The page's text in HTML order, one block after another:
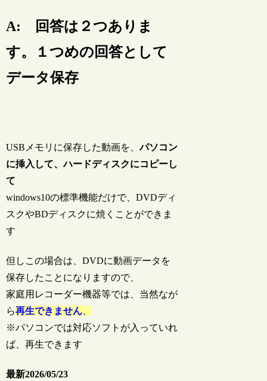
A: 回答は２つありま
す。１つめの回答として
データ保存
USBメモリに保存した動画を、パソコン
に挿入して、ハードディスクにコピーし
て
windows10の標準機能だけで、DVDディ
スクやBDディスクに焼くことができま
す
但しこの場合は、DVDに動画データを
保存したことになりますので、
家庭用レコーダー機器等では、当然なが
ら再生できません
※パソコンでは対応ソフトが入っていれ
ば、再生できます
最新2026/05/23